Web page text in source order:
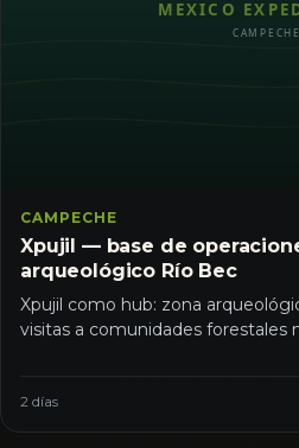
CAMPECHE
Xpujil — base de
arqueológico Río Bec
Xpujil como hub: zona
visitas a comunidades forestales
2 días